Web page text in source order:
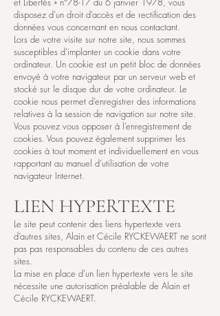
disposez d’un droit d’accès et de rectification des
données vous concernant en nous contactant.
Lors de votre visite sur notre site, nous sommes
susceptibles d’implanter un cookie dans votre
ordinateur. Un cookie est un petit bloc de données
envoyé à votre navigateur par un serveur web et
stocké sur le disque dur de votre ordinateur. Le
cookie nous permet d’enregistrer des informations
relatives à la session de navigation sur notre site.
Vous pouvez vous opposer à l’enregistrement de
cookies. Vous pouvez également supprimer les
cookies à tout moment et individuellement en vous
rapportant au manuel d’utilisation de votre
navigateur Internet.
LIEN HYPERTEXTE
Le site peut contenir des liens hypertexte vers
d’autres sites, Alain et Cécile RYCKEWAERT ne sont
pas pas responsables du contenu de ces autres
sites.
La mise en place d’un lien hypertexte vers le site
nécessite une autorisation préalable de Alain et
Cécile RYCKEWAERT.